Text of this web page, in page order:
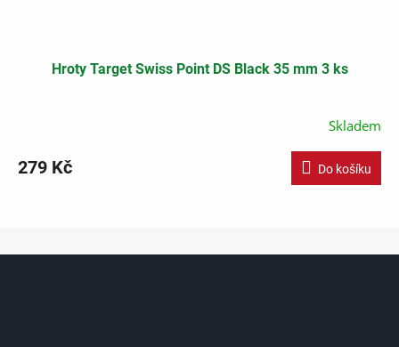
Hroty Target Swiss Point DS Black 35 mm 3 ks
Skladem
279 Kč Do košíku